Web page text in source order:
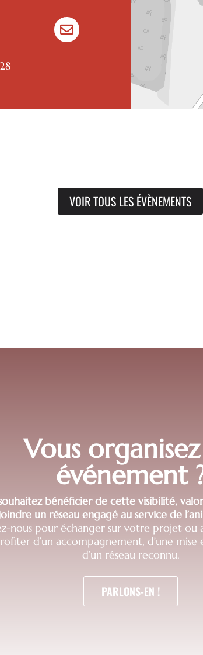

VOIR TOUS LES ÉVÈNEMENTS
Vous
événement
bénéficier de cette visibilité,
un réseau engagé au service de
nous pour échanger sur votre projet ou
d’un accompagnement, d’une
d’un réseau reconnu.
PARLONS-EN !